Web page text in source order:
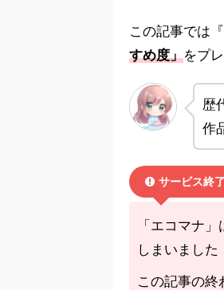
この記事では
すめ度」をプ
歴
作
サービス終
「エコマナ
しまいまし
この記事の終